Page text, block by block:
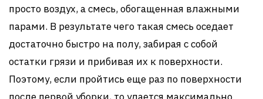
просто воздух, а смесь, обогащенная влажными
парами. В результате чего такая смесь оседает
достаточно быстро на полу, забирая с собой
остатки грязи и прибивая их к поверхности.
Поэтому, если пройтись еще раз по поверхности
после первой уборки, то удается максимально